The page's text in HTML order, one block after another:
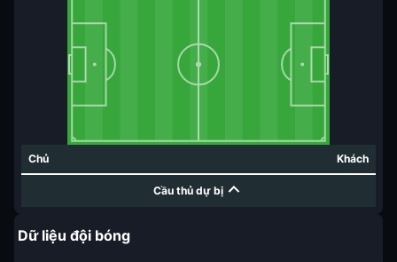
Chủ Khách
Cầu thủ dự bị
Dữ liệu đội bóng